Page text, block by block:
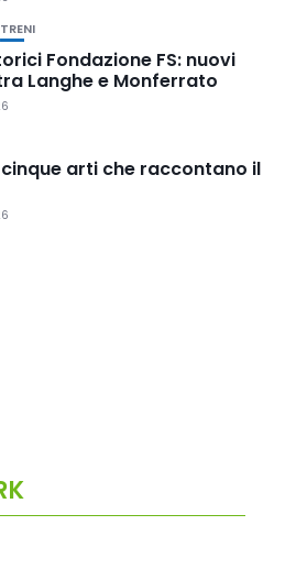
TRENI
Fondazione FS: nuovi
Langhe e Monferrato
arti che raccontano il